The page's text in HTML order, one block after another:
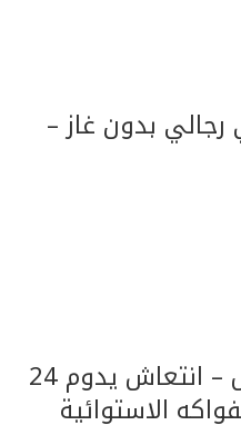
بدون غاز –
إسبراي وولف ثورن للرجال – انتعاش يدوم 24
الاستوائية